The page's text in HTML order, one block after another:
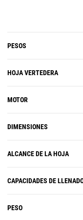
PESOS
HOJA VERTEDERA
MOTOR
DIMENSIONES
ALCANCE DE LA HOJA
CAPACIDADES DE
PESO